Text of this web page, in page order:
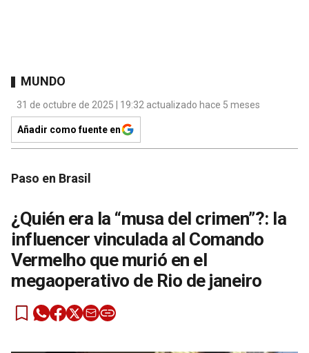
MUNDO
31 de octubre de 2025 | 19:32 actualizado hace 5 meses
Añadir como fuente en
Paso en Brasil
¿Quién era la “musa del crimen”?: la
influencer vinculada al Comando
Vermelho que murió en el
megaoperativo de Rio de janeiro